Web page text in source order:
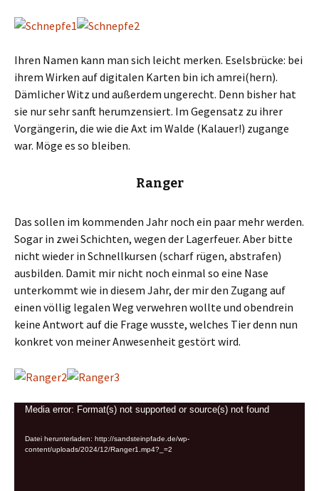
Ihren Namen kann man sich leicht merken. Eselsbrücke: bei
ihrem Wirken auf digitalen Karten bin ich amrei(hern).
Dämlicher Witz und außerdem ungerecht. Denn bisher hat
sie nur sehr sanft herumzensiert. Im Gegensatz zu ihrer
Vorgängerin, die wie die Axt im Walde (Kalauer!) zugange
war. Möge es so bleiben.
Ranger
Das sollen im kommenden Jahr noch ein paar mehr werden.
Sogar in zwei Schichten, wegen der Lagerfeuer. Aber bitte
nicht wieder in Schnellkursen (scharf rügen, abstrafen)
ausbilden. Damit mir nicht noch einmal so eine Nase
unterkommt wie in diesem Jahr, der mir den Zugang auf
einen völlig legalen Weg verwehren wollte und obendrein
keine Antwort auf die Frage wusste, welches Tier denn nun
konkret von meiner Anwesenheit gestört wird.
Video-
Media error: Format(s) not supported or source(s) not found
Datei herunterladen: http://sandsteinpfade.de/wp-
content/uploads/2024/12/Ranger1.mp4?_=2